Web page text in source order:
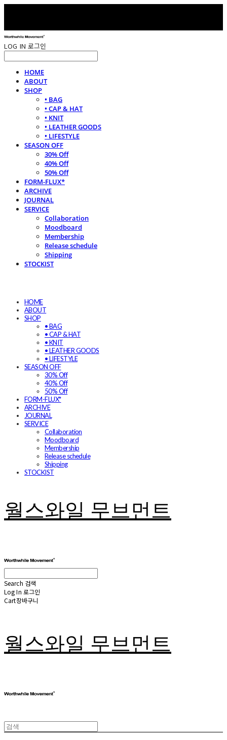
LOG IN 로그인
HOME
ABOUT
SHOP
• BAG
• CAP & HAT
• KNIT
• LEATHER GOODS
• LIFESTYLE
SEASON OFF
30% Off
40% Off
50% Off
FORM-FLUX*
ARCHIVE
JOURNAL
SERVICE
Collaboration
Moodboard
Membership
Release schedule
Shipping
STOCKIST
HOME
ABOUT
SHOP
• BAG
• CAP & HAT
• KNIT
• LEATHER GOODS
• LIFESTYLE
SEASON OFF
30% Off
40% Off
50% Off
FORM-FLUX*
ARCHIVE
JOURNAL
SERVICE
Collaboration
Moodboard
Membership
Release schedule
Shipping
STOCKIST
월스와일 무브먼트
Search 검색
Log In 로그인
Cart장바구니
월스와일 무브먼트